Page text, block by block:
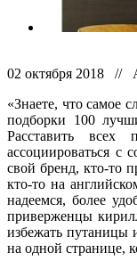
02 октября 2018 //
«Знаете, что самое
подборки 100
Расставить
ассоциироваться с
свой бренд, кто-то
кто-то на
надеемся, более
приверженцы
избежать путаницы
на одной странице,